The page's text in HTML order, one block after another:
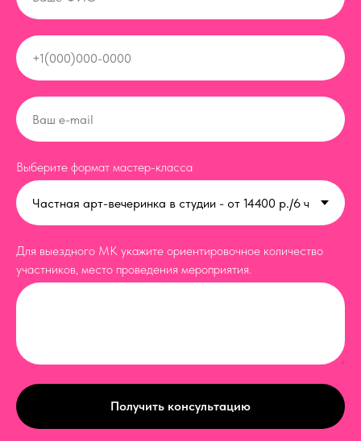
Выберите формат мастер-класса
Для выездного МК укажите ориентировочное количество
участников, место проведения мероприятия.
Получить консультацию